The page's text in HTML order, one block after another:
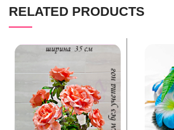
RELATED PRODUCTS